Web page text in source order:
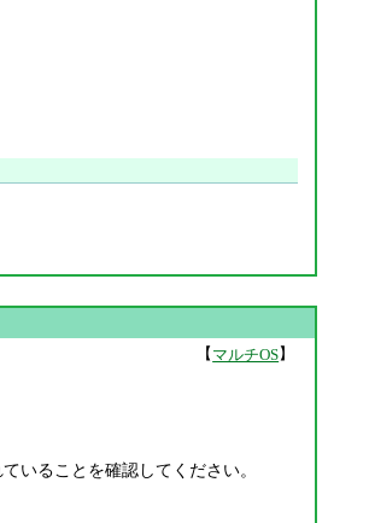
【 マルチOS】
いることを確認してください。